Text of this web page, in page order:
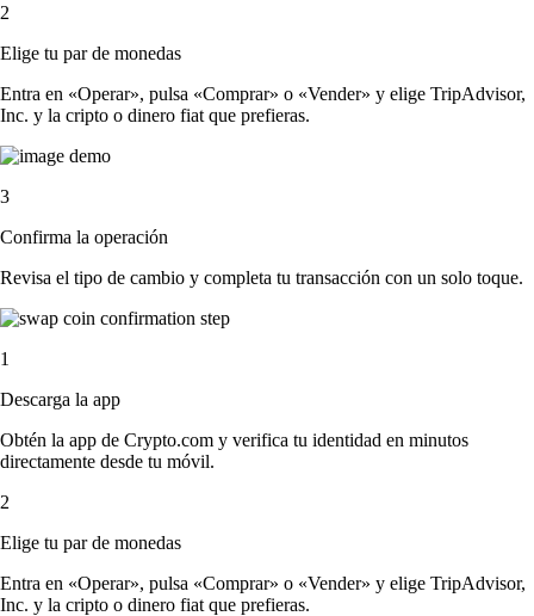
2
Elige tu par de monedas
Entra en «Operar», pulsa «Comprar» o «Vender» y elige TripAdvisor,
Inc. y la cripto o dinero fiat que prefieras.
3
Confirma la operación
Revisa el tipo de cambio y completa tu transacción con un solo toque.
1
Descarga la app
Obtén la app de Crypto.com y verifica tu identidad en minutos
directamente desde tu móvil.
2
Elige tu par de monedas
Entra en «Operar», pulsa «Comprar» o «Vender» y elige TripAdvisor,
Inc. y la cripto o dinero fiat que prefieras.